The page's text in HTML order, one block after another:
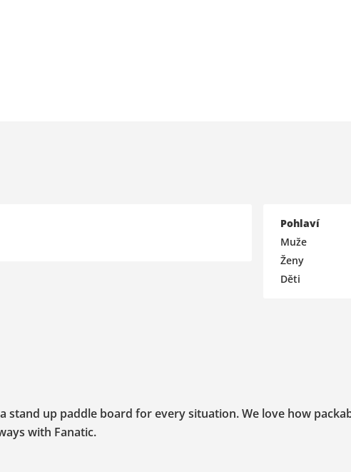
Pohlaví
Muže
Ženy
Děti
stand up paddle board for every situation. We love how
with Fanatic.